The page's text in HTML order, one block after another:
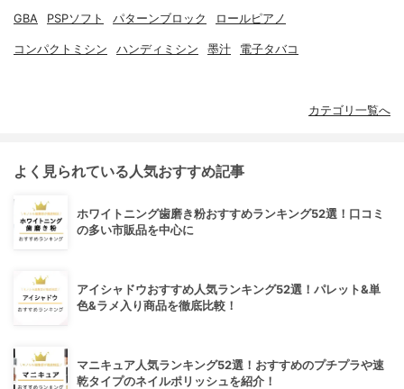
GBA PSPソフト パターンブロック ロールピアノ
コンパクトミシン ハンディミシン 墨汁 電子タバコ
カテゴリ一覧へ
よく見られている人気おすすめ記事
ホワイトニング歯磨き粉おすすめランキング52選！口コミ
の多い市販品を中心に
アイシャドウおすすめ人気ランキング52選！パレット&単
色&ラメ入り商品を徹底比較！
マニキュア人気ランキング52選！おすすめのプチプラや速
乾タイプのネイルポリッシュを紹介！